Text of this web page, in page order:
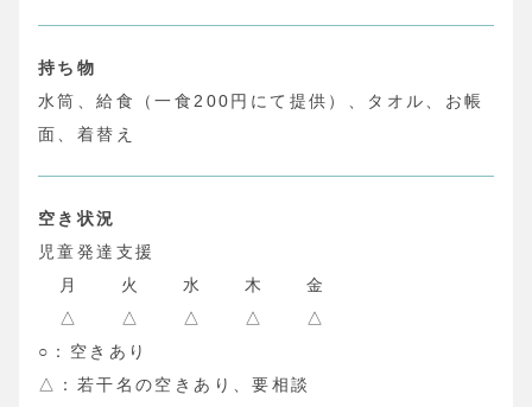
持ち物
水筒、給食（一食200円にて提供）、タオル、お帳
面、着替え
空き状況
児童発達支援
月
火 水 木
金
△
△ △ △
△
○：空きあり
△：若干名の空きあり、要相談